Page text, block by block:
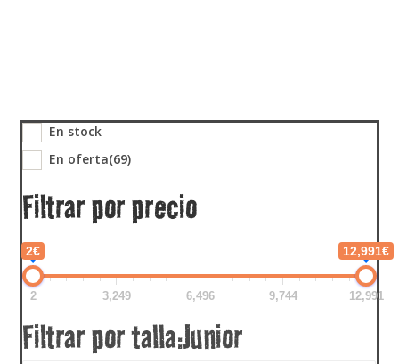
En stock
En oferta(69)
Filtrar por precio
2€ 12,991€
2 3,249 6,496 9,744 12,991